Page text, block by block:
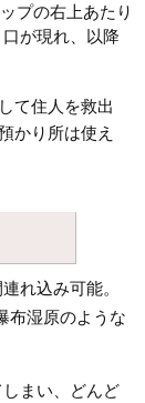
プの右上あたり
が現れ、以降
て住人を救出
かり所は使え
れ込み可能。
布湿原のような
しまい、どんど